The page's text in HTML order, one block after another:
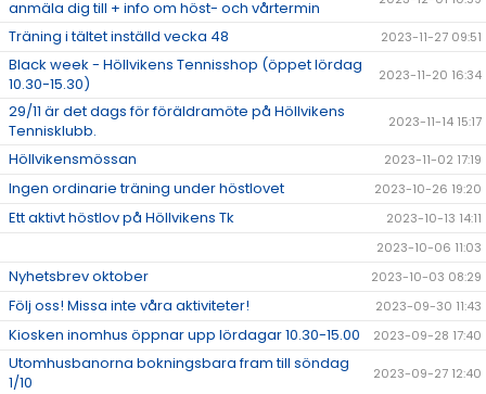
anmäla dig till + info om höst- och vårtermin
Träning i tältet inställd vecka 48 2023-11-27 09:51
Black week - Höllvikens Tennisshop (öppet lördag
10.30-15.30)
2023-11-20 16:34
29/11 är det dags för föräldramöte på Höllvikens
Tennisklubb.
2023-11-14 15:17
Höllvikensmössan 2023-11-02 17:19
Ingen ordinarie träning under höstlovet 2023-10-26 19:20
Ett aktivt höstlov på Höllvikens Tk
2023-10-13 14:11
2023-10-06 11:03
Nyhetsbrev oktober 2023-10-03 08:29
Följ oss! Missa inte våra aktiviteter! 2023-09-30 11:43
Kiosken inomhus öppnar upp lördagar 10.30-15.00 2023-09-28 17:40
Utomhusbanorna bokningsbara fram till söndag
1/10
2023-09-27 12:40